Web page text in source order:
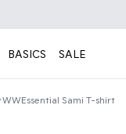
BASICS SALE
WWEssential Sami T-shirt